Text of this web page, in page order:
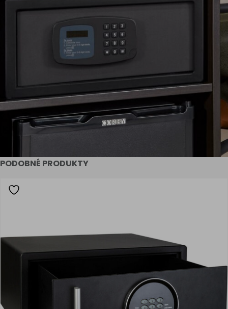
PODOBNÉ PRODUKTY